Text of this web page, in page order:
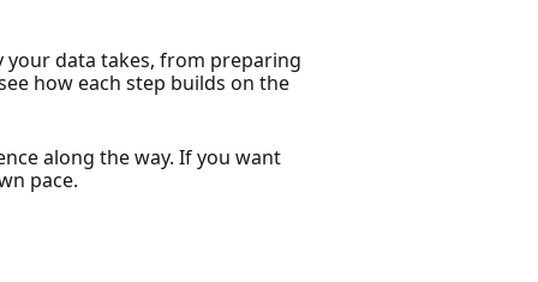
your data takes, from preparing
how each step builds on the
along the way. If you want
pace.